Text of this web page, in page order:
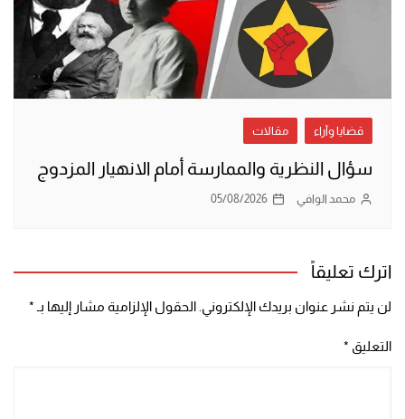
قضايا وآراء مقالات
سؤال النظرية والممارسة أمام الانهيار المزدوج
محمد الوافي 05/08/2026
اترك تعليقاً
لن يتم نشر عنوان بريدك الإلكتروني. الحقول الإلزامية مشار إليها بـ *
التعليق *